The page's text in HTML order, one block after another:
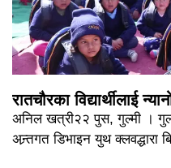
रातचौरका विद्यार्थीलाई
अनिल खत्री२२ पुस, गुल्मी ।
अन्र्तगत डिभाइन युथ क्लवद्धारा